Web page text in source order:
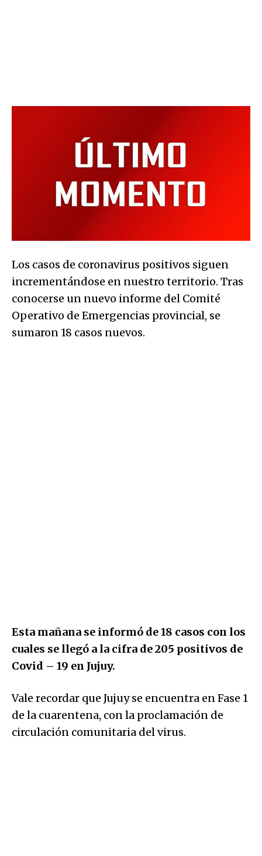
Los casos de coronavirus positivos siguen
incrementándose en nuestro territorio. Tras
conocerse un nuevo informe del Comité
Operativo de Emergencias provincial, se
sumaron 18 casos nuevos.
Esta mañana se informó de 18 casos con los
cuales se llegó a la cifra de 205 positivos de
Covid – 19 en Jujuy.
Vale recordar que Jujuy se encuentra en Fase 1
de la cuarentena, con la proclamación de
circulación comunitaria del virus.